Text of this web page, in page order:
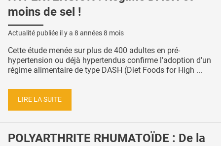
moins de sel !
Actualité publiée il y a 8 années 8 mois
Cette étude menée sur plus de 400 adultes en pré-
hypertension ou déjà hypertendus confirme l’adoption d’un
régime alimentaire de type DASH (Diet Foods for High ...
LIRE LA SUITE
POLYARTHRITE RHUMATOÏDE : De la